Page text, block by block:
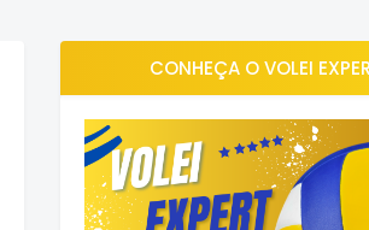
CONHEÇA O VOLEI